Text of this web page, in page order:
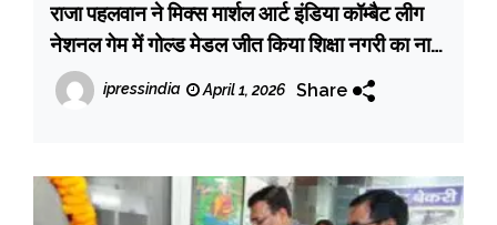
राजा पहलवान ने मिक्स मार्शल आर्ट इंडिया कॉम्बैट लीग
नेशनल गेम में गोल्ड मेडल जीत किया शिक्षा नगरी का नाम
रोशन
ipressindia April 1, 2026 Share